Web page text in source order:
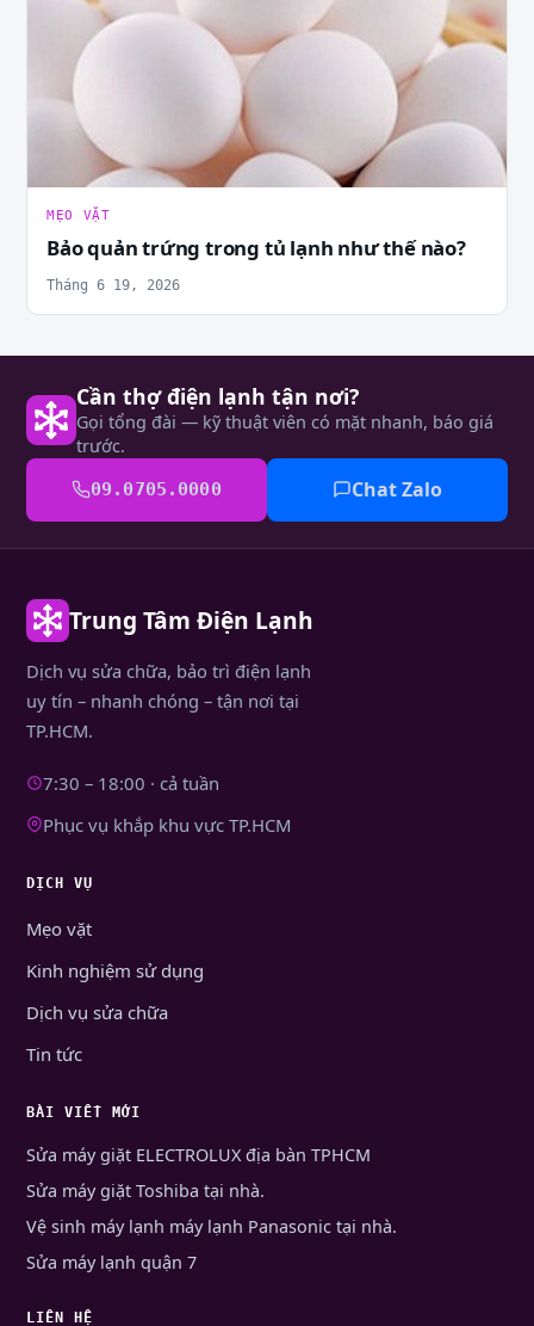
MẸO VẶT
Bảo quản trứng trong tủ lạnh như thế nào?
Tháng 6 19, 2026
Cần thợ điện lạnh tận nơi?
Gọi tổng đài — kỹ thuật viên có mặt nhanh, báo giá
trước.
09.0705.0000 Chat Zalo
Trung Tâm Điện Lạnh
Dịch vụ sửa chữa, bảo trì điện lạnh
uy tín – nhanh chóng – tận nơi tại
TP.HCM.
7:30 – 18:00 · cả tuần
Phục vụ khắp khu vực TP.HCM
DỊCH VỤ
Mẹo vặt
Kinh nghiệm sử dụng
Dịch vụ sửa chữa
Tin tức
BÀI VIẾT MỚI
Sửa máy giặt ELECTROLUX địa bàn TPHCM
Sửa máy giặt Toshiba tại nhà.
Vệ sinh máy lạnh máy lạnh Panasonic tại nhà.
Sửa máy lạnh quận 7
LIÊN HỆ